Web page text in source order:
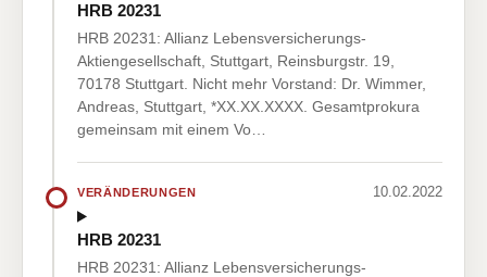
HRB 20231
HRB 20231: Allianz Lebensversicherungs-
Aktiengesellschaft, Stuttgart, Reinsburgstr. 19,
70178 Stuttgart. Nicht mehr Vorstand: Dr. Wimmer,
Andreas, Stuttgart, *XX.XX.XXXX. Gesamtprokura
gemeinsam mit einem Vo…
VERÄNDERUNGEN 10.02.2022
HRB 20231
HRB 20231: Allianz Lebensversicherungs-